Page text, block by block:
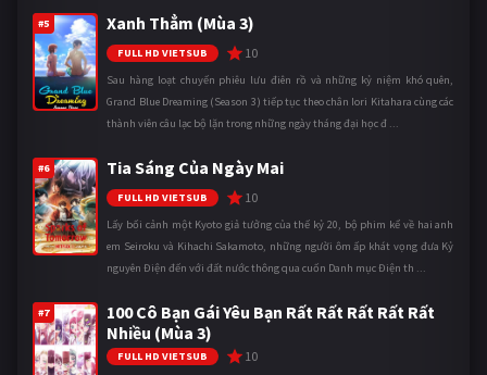
#5 Xanh Thẳm (Mùa 3)
FULL HD VIETSUB 10
Sau hàng loạt chuyến phiêu lưu điên rồ và những kỷ niệm khó quên,
Grand Blue Dreaming (Season 3) tiếp tục theo chân Iori Kitahara cùng các
thành viên câu lạc bộ lặn trong những ngày tháng đại học đ ...
#6 Tia Sáng Của Ngày Mai
FULL HD VIETSUB 10
Lấy bối cảnh một Kyoto giả tưởng của thế kỷ 20, bộ phim kể về hai anh
em Seiroku và Kihachi Sakamoto, những người ôm ấp khát vọng đưa Kỷ
nguyên Điện đến với đất nước thông qua cuốn Danh mục Điện th ...
#7
100 Cô Bạn Gái Yêu Bạn Rất Rất Rất Rất Rất
Nhiều (Mùa 3)
FULL HD VIETSUB 10